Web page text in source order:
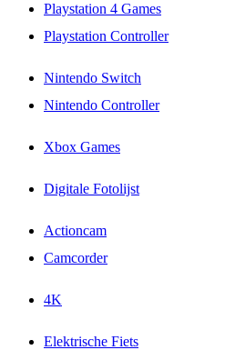
Playstation 4 Games
Playstation Controller
Nintendo Switch
Nintendo Controller
Xbox Games
Digitale Fotolijst
Actioncam
Camcorder
4K
Elektrische Fiets